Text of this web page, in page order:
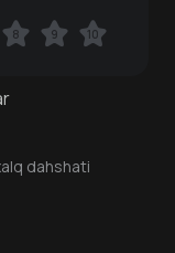
dahshati
8 9 10
8 9 10